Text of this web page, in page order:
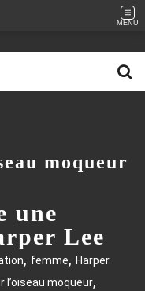
MENU
moqueur
une
Lee
, femme, Harper
l’oiseau moqueur,